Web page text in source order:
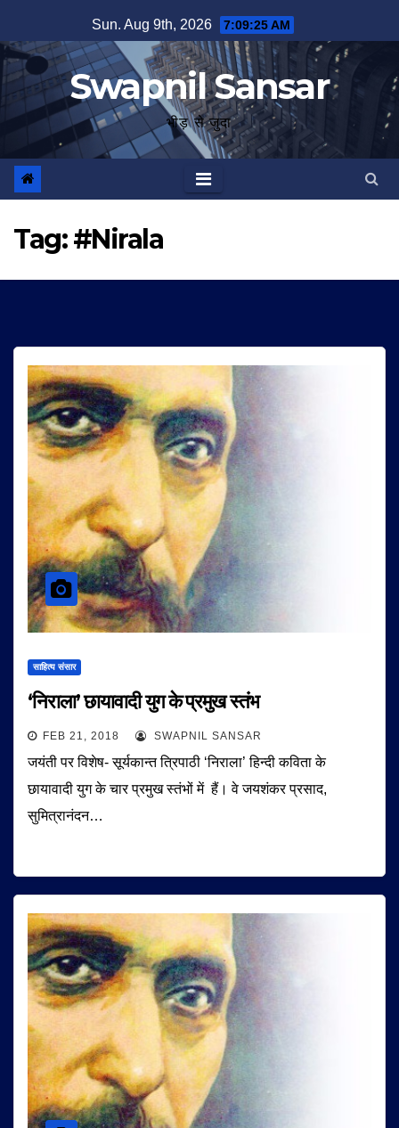
to
content
Sun. Aug 9th, 2026 7:09:26 AM
Swapnil Sansar
भीड़ से जुदा
Tag:#Nirala
साहित्य संसार
‘निराला’ छायावादी युग के प्रमुख स्तंभ
FEB 21, 2018 SWAPNIL SANSAR
जयंती पर विशेष- सूर्यकान्त त्रिपाठी ‘निराला’ हिन्दी कविता के
छायावादी युग के चार प्रमुख स्तंभों में हैं। वे जयशंकर प्रसाद,
सुमित्रानंदन…